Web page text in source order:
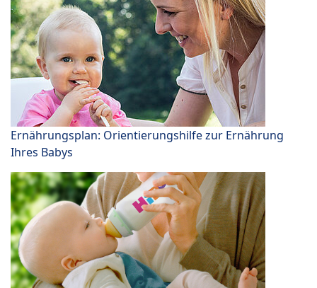
Ernährungsplan: Orientierungshilfe zur Ernährung
Ihres Babys